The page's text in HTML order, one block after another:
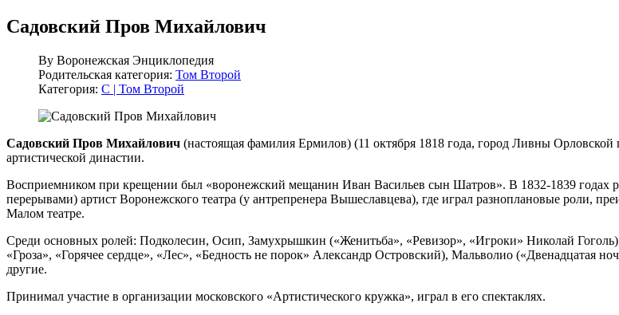
Садовский Пров Михайлович
By Воронежская Энциклопедия
Родительская категория: Том Второй
Категория: С | Том Второй
Садовский Пров Михайлович (настоящая фамилия Ермилов) (11 октября 1818 года, город Ливны
артистической династии.
Восприемником при крещении был «воронежский мещанин Иван Васильев сын Шатров». В 1832-1839 годах
перерывами) артист Воронежского театра (у антрепренера Вышеславцева), где играл разноплановые роли,
Малом театре.
Среди основных ролей: Подколесин, Осип, Замухрышкин («Женитьба», «Ревизор», «Игроки» Николай
«Гроза», «Горячее сердце», «Лес», «Бедность не порок» Александр Островский), Мальволио
другие.
Принимал участие в организации московского «Артистического кружка», играл в его спектаклях.